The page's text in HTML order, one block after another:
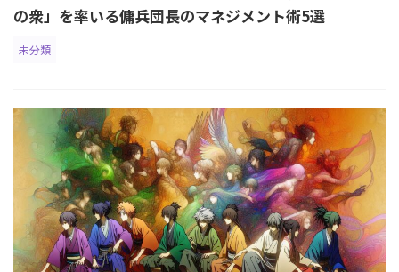
の衆」を率いる傭兵団長のマネジメント術5選
未分類